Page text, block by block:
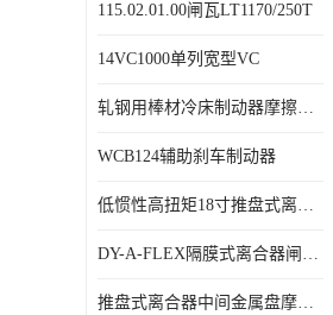
115.02.01.00闸瓦LT1170/250T
14VC1000单列宽型VC
轧钢用棒材冷床制动器摩擦片218
WCB124辅助刹车制动器
低惯性高扭矩18寸推盘式离合器中心盘齿盘W18-11-101
DY-A-FLEX隔膜式离合器闸瓦总成7015125A
推盘式离合器中间金属盘摩擦盘18寸